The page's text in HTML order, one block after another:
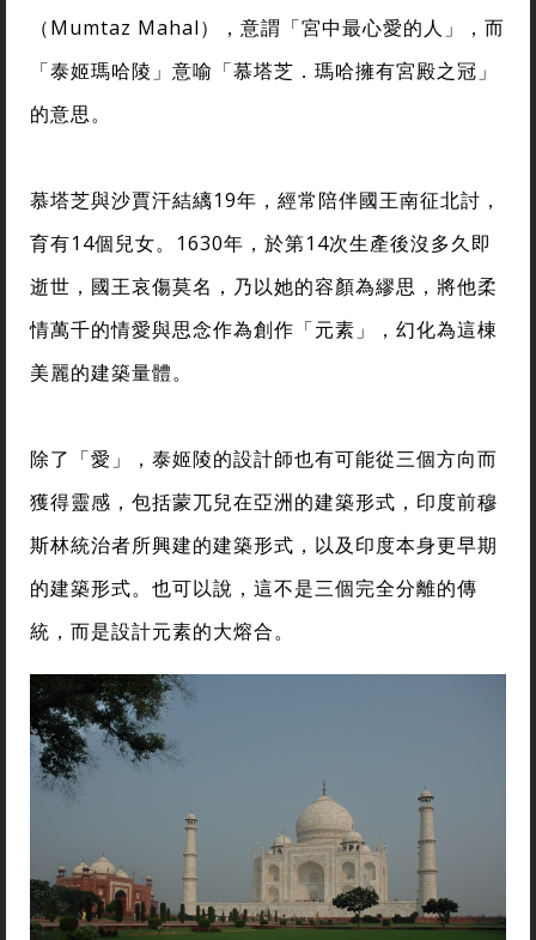
（Mumtaz Mahal），意謂「宮中最心愛的人」，而
「泰姬瑪哈陵」意喻「慕塔芝．瑪哈擁有宮殿之冠」
的意思。
慕塔芝與沙賈汗結縭19年，經常陪伴國王南征北討，
育有14個兒女。1630年，於第14次生產後沒多久即
逝世，國王哀傷莫名，乃以她的容顏為繆思，將他柔
情萬千的情愛與思念作為創作「元素」，幻化為這棟
美麗的建築量體。
除了「愛」，泰姬陵的設計師也有可能從三個方向而
獲得靈感，包括蒙兀兒在亞洲的建築形式，印度前穆
斯林統治者所興建的建築形式，以及印度本身更早期
的建築形式。也可以說，這不是三個完全分離的傳
統，而是設計元素的大熔合。